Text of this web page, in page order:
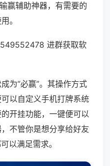
赢辅助神器，有需要的
。
进群获取软
为“必赢”。其操作方式
以自定义手机打牌系统
开挂功能，一键便可以
不管你是想分享给好友
以满足需求。